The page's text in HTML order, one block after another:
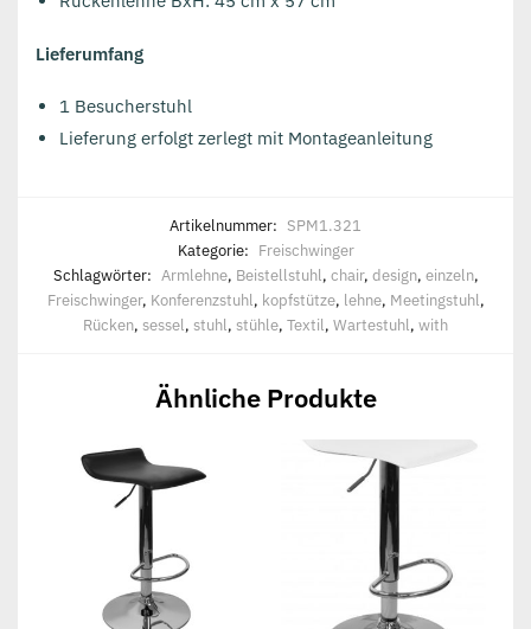
Lieferumfang
1 Besucherstuhl
Lieferung erfolgt zerlegt mit Montageanleitung
Artikelnummer: SPM1.321
Kategorie: Freischwinger
Schlagwörter: Armlehne, Beistellstuhl, chair, design, einzeln,
Freischwinger, Konferenzstuhl, kopfstütze, lehne, Meetingstuhl,
Rücken, sessel, stuhl, stühle, Textil, Wartestuhl, with
Ähnliche Produkte